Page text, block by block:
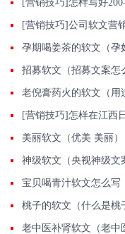
[营销技巧]怎样写好
[营销技巧]公司软文营
孕期喝姜茶的软文（孕
招募软文（招募文案怎
老倪膏药火的软文（用
[营销技巧]怎样在江西
美丽软文（优美 美丽）
神级软文（央视神级文
宝贝喝青汁软文怎么写
桃子的软文（什么是桃
老中医补肾软文（老中